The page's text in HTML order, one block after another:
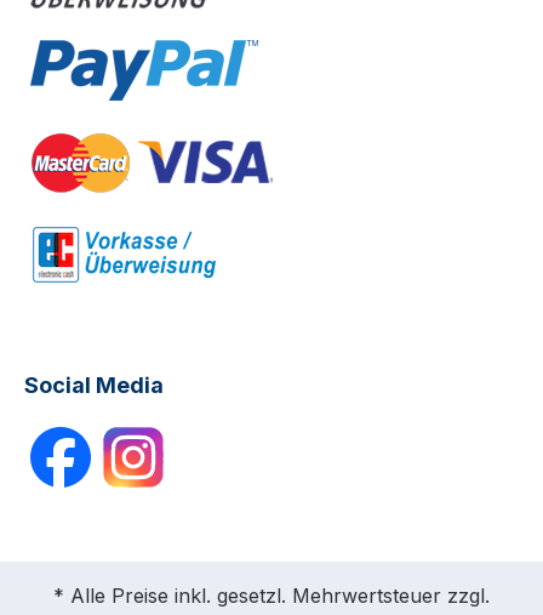
Social Media
* Alle Preise inkl. gesetzl. Mehrwertsteuer zzgl.